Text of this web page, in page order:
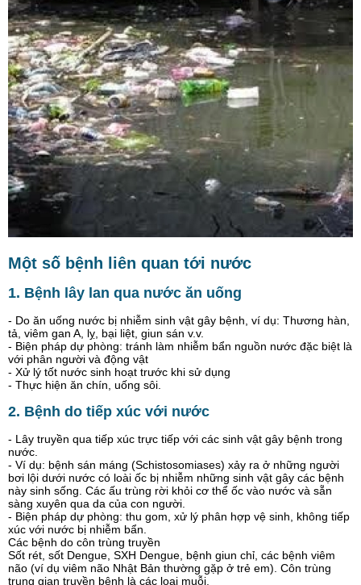
Một số bệnh liên quan tới nước
1. Bệnh lây lan qua nước ăn uống
- Do ăn uống nước bị nhiễm sinh vật gây bệnh, ví dụ: Thương hàn,
tả, viêm gan A, lỵ, bại liệt, giun sán v.v.
- Biện pháp dự phòng: tránh làm nhiễm bẩn nguồn nước đặc biệt là
với phân người và động vật
- Xử lý tốt nước sinh hoạt trước khi sử dụng
- Thực hiện ăn chín, uống sôi.
2. Bệnh do tiếp xúc với nước
- Lây truyền qua tiếp xúc trực tiếp với các sinh vật gây bệnh trong
nước.
- Ví dụ: bệnh sán máng (Schistosomiases) xảy ra ở những người
bơi lội dưới nước có loài ốc bị nhiễm những sinh vật gây các bệnh
này sinh sống. Các ấu trùng rời khỏi cơ thể ốc vào nước và sẵn
sàng xuyên qua da của con người.
- Biện pháp dự phòng: thu gom, xử lý phân hợp vệ sinh, không tiếp
xúc với nước bị nhiễm bẩn.
Các bệnh do côn trùng truyền
Sốt rét, sốt Dengue, SXH Dengue, bệnh giun chỉ, các bệnh viêm
não (ví dụ viêm não Nhật Bản thường gặp ở trẻ em). Côn trùng
trung gian truyền bệnh là các loại muỗi.